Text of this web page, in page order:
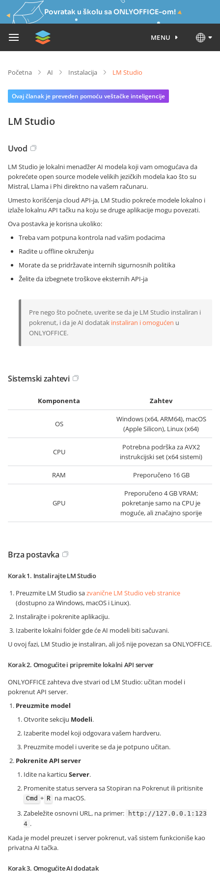
Povratak u školu sa ONLYOFFICE-om!
MENU
Početna AI Instalacija LM Studio
Ovaj članak je preveden pomoću veštačke inteligencije
LM Studio
Uvod
LM Studio je lokalni menadžer AI modela koji vam omogućava da
pokrećete open source modele velikih jezičkih modela kao što su
Mistral, Llama i Phi direktno na vašem računaru.
Umesto korišćenja cloud API-ja, LM Studio pokreće modele lokalno i
izlaže lokalnu API tačku na koju se druge aplikacije mogu povezati.
Ova postavka je korisna ukoliko:
Treba vam potpuna kontrola nad vašim podacima
Radite u offline okruženju
Morate da se pridržavate internih sigurnosnih politika
Želite da izbegnete troškove eksternih API-ja
Pre nego što počnete, uverite se da je LM Studio instaliran i
pokrenut, i da je AI dodatak instaliran i omogućen u
ONLYOFFICE.
Sistemski zahtevi
Komponenta Zahtev
OS
Windows (x64, ARM64), macOS
(Apple Silicon), Linux (x64)
CPU
Potrebna podrška za AVX2
instrukcijski set (x64 sistemi)
RAM Preporučeno 16 GB
GPU
Preporučeno 4 GB VRAM;
pokretanje samo na CPU je
moguće, ali značajno sporije
Brza postavka
Korak 1. Instalirajte LM Studio
Preuzmite LM Studio sazvanične LM Studio veb stranice
(dostupno za Windows, macOS i Linux).
Instalirajte i pokrenite aplikaciju.
Izaberite lokalni folder gde će AI modeli biti sačuvani.
U ovoj fazi, LM Studio je instaliran, ali još nije povezan sa ONLYOFFICE.
Korak 2. Omogućite i pripremite lokalni API server
ONLYOFFICE zahteva dve stvari od LM Studio: učitan model i
pokrenut API server.
Preuzmite model
Otvorite sekciju Modeli.
Izaberite model koji odgovara vašem hardveru.
Preuzmite model i uverite se da je potpuno učitan.
Pokrenite API server
Idite na karticu Server.
Promenite status servera sa Stopiran na Pokrenut ili pritisnite
Cmd + R
na macOS.
Zabeležite osnovni URL, na primer:
http://127.0.0.1:123
4 .
Kada je model preuzet i server pokrenut, vaš sistem funkcioniše kao
privatna AI tačka.
Korak 3. Omogućite AI dodatak